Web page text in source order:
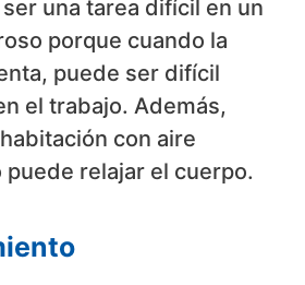
una tarea difícil en un
porque cuando la
puede ser difícil
el trabajo. Además,
con aire
relajar el cuerpo.